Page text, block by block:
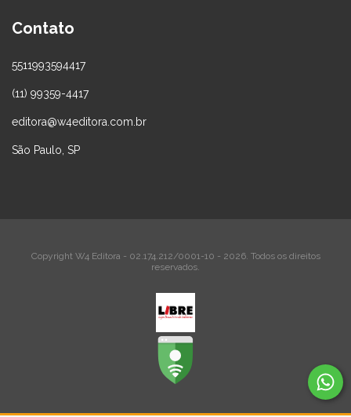
Contato
5511993594417
(11) 99359-4417
editora@w4editora.com.br
São Paulo, SP
Copyright W4 Editora - 02.174.212/0001-10 - 2026. Todos os direitos
reservados.